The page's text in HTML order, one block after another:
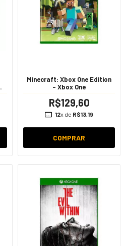
Minecraft: Xbox One Edition
- Xbox One
R$129,60
12x de R$13,19
COMPRAR